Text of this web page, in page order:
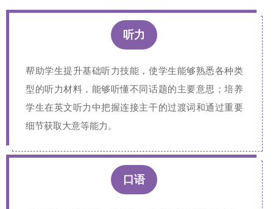
听力
帮助学生提升基础听力技能，使学生能够熟悉各种类
型的听力材料，能够听懂不同话题的主要意思；培养
学生在英文听力中把握连接主干的过渡词和通过重要
细节获取大意等能力。
口语